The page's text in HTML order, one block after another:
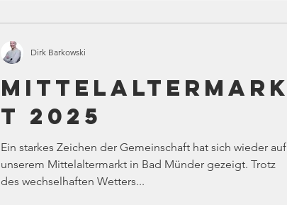
Mittelaltermark
t 2025
Ein starkes Zeichen der Gemeinschaft hat sich wieder auf
unserem Mittelaltermarkt in Bad Münder gezeigt. Trotz
des wechselhaften Wetters...
Dirk Barkowski